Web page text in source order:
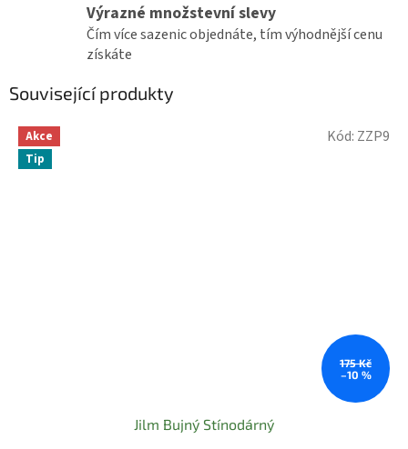
Výrazné množstevní slevy
Čím více sazenic objednáte, tím výhodnější cenu
získáte
Související produkty
Akce
Tip
175 Kč
–10 %
Jilm Bujný Stínodárný
Kód: ZZP9